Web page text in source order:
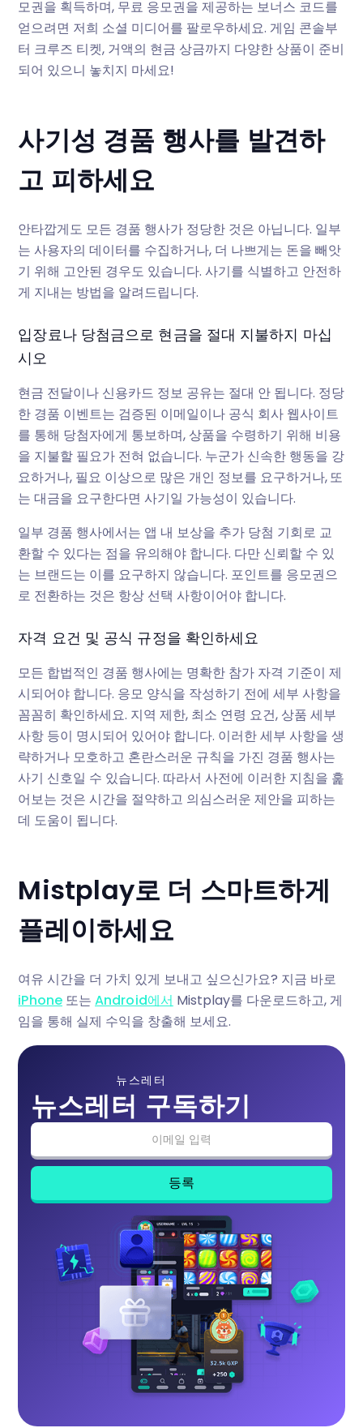
모권을 획득하며, 무료 응모권을 제공하는 보너스 코드를
얻으려면 저희 소셜 미디어를 팔로우하세요. 게임 콘솔부
터 크루즈 티켓, 거액의 현금 상금까지 다양한 상품이 준비
되어 있으니 놓치지 마세요!
사기성 경품 행사를 발견하
고 피하세요
안타깝게도 모든 경품 행사가 정당한 것은 아닙니다. 일부
는 사용자의 데이터를 수집하거나, 더 나쁘게는 돈을 빼앗
기 위해 고안된 경우도 있습니다. 사기를 식별하고 안전하
게 지내는 방법을 알려드립니다.
입장료나 당첨금으로 현금을 절대 지불하지 마십
시오
현금 전달이나 신용카드 정보 공유는 절대 안 됩니다. 정당
한 경품 이벤트는 검증된 이메일이나 공식 회사 웹사이트
를 통해 당첨자에게 통보하며, 상품을 수령하기 위해 비용
을 지불할 필요가 전혀 없습니다. 누군가 신속한 행동을 강
요하거나, 필요 이상으로 많은 개인 정보를 요구하거나,또
는 대금을 요구한다면 사기일 가능성이 있습니다.
일부 경품 행사에서는 앱 내 보상을 추가 당첨 기회로 교
환할 수 있다는 점을 유의해야 합니다. 다만 신뢰할 수 있
는 브랜드는 이를 요구하지 않습니다. 포인트를 응모권으
로 전환하는 것은 항상 선택 사항이어야 합니다.
자격 요건 및 공식 규정을 확인하세요
모든 합법적인 경품 행사에는 명확한 참가 자격 기준이 제
시되어야 합니다. 응모 양식을 작성하기 전에 세부 사항을
꼼꼼히 확인하세요. 지역 제한, 최소 연령 요건, 상품 세부
사항 등이 명시되어 있어야 합니다. 이러한 세부 사항을 생
략하거나 모호하고 혼란스러운 규칙을 가진 경품 행사는
사기 신호일 수 있습니다. 따라서 사전에 이러한 지침을 훑
어보는 것은 시간을 절약하고 의심스러운 제안을 피하는
데 도움이 됩니다.
Mistplay로 더 스마트하게
플레이하세요
여유 시간을 더 가치 있게 보내고 싶으신가요? 지금 바로
iPhone 또는 Android에서 Mistplay를 다운로드하고, 게
임을 통해 실제 수익을 창출해 보세요.
뉴스레터
뉴스레터 구독하기